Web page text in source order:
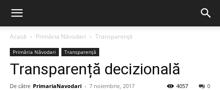
Acasă Primăria Năvodari Transparență
Primăria Năvodari Transparență
Transparență decizională
De către PrimariaNavodari - 7 noiembrie, 2017 0
4057